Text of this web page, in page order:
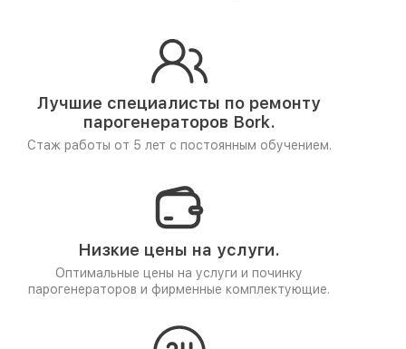
Лучшие специалисты по ремонту
парогенераторов Bork.
Стаж работы от 5 лет с постоянным обучением.
Низкие цены на услуги.
Оптимальные цены на услуги и починку
парогенераторов и фирменные комплектующие.